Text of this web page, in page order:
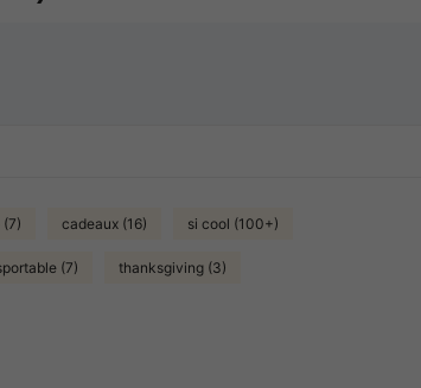
cadeaux (16) si cool (100+)
(7) thanksgiving (3)